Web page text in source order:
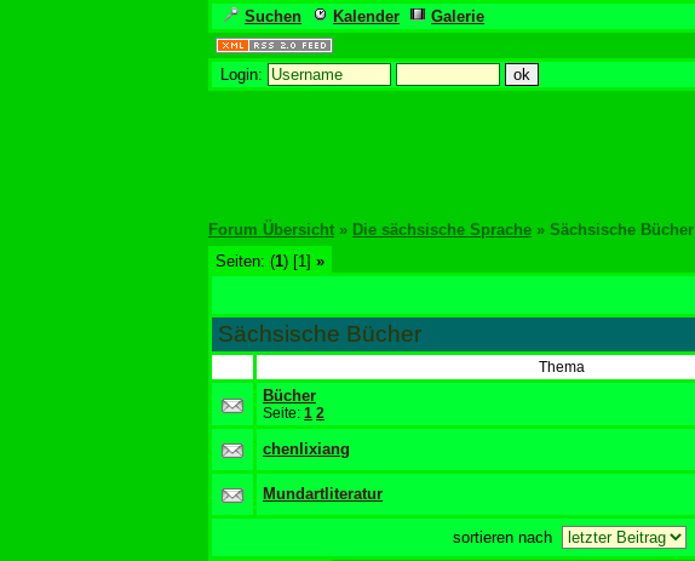
Suchen Kalender Galerie
Login:
Forum Übersicht » Die sächsische Sprache » Sächsische Bücher
Seiten: (1) [1] »
Sächsische Bücher
Thema
Bücher
Seite: 1 2
chenlixiang
Mundartliteratur
sortieren nach